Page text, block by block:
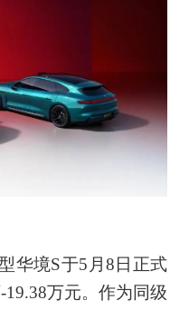
华境S于5月8日正式
万元。作为同级